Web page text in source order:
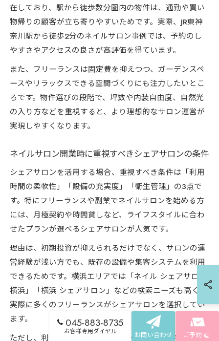
在しており、駅から徒歩数分圏内の物件は、通勤や買い
物帰りの顧客が立ち寄りやすいためです。実際、JR東神
奈川駅から徒歩2分のネイルサロン事例では、予約のし
やすさやアクセスの良さが高評価を得ています。
また、フリーランスは固定費を抑えつつ、ガーデンスペ
ースやリラックスできる空間づくりにも注力したいとこ
ろです。物件選びの段階で、坪数や内装自由度、自然光
の入り方などを重視すると、より理想的なサロン運営が
実現しやすくなります。
ネイルサロン開業時に重視すべきシェアサロンの条件
シェアサロンを活用する場合、重視すべき条件は「利用
時間の柔軟性」「設備の充実度」「衛生管理」の3点で
す。特にフリーランスや副業でネイルサロンを始める方
には、月極契約や時間貸しなど、ライフスタイルに合わ
せたプランが選べるシェアサロンが人気です。
理由は、初期投資が抑えられるだけでなく、サロンの運
営経験が浅い方でも、既存の設備や集客システムを利用
できるためです。横浜エリアでは「ネイル シェアサロン
横浜」「横浜 シェアサロン」などの検索ニーズも高く、
実際に多くのフリーランスがシェアサロンを選択してい
ます。
ただし、利用規約や衛生管理のルール、他利用者とのス
045-883-8735
お客様専用ダイヤル お問い合わせ ご予約